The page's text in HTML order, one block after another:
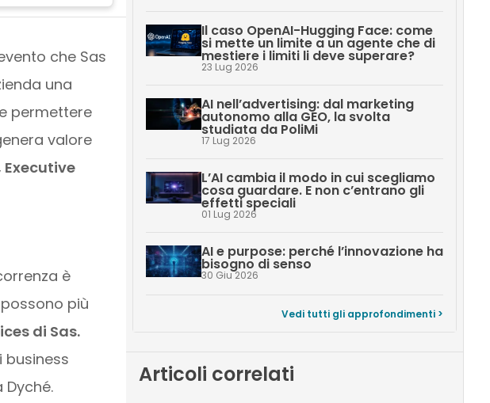
che Sas
una
permettere
valore
Executive
è
più
di Sas.
Il caso OpenAI-Hugging Face: come
si mette un limite a un agente che di
mestiere i limiti li deve superare?
23 Lug 2026
AI nell’advertising: dal marketing
autonomo alla GEO, la svolta
studiata da PoliMi
17 Lug 2026
L’AI cambia il modo in cui scegliamo
cosa guardare. E non c’entrano gli
effetti speciali
01 Lug 2026
AI e purpose: perché l’innovazione ha
bisogno di senso
30 Giu 2026
Vedi tutti gli approfondimenti >
Articoli correlati